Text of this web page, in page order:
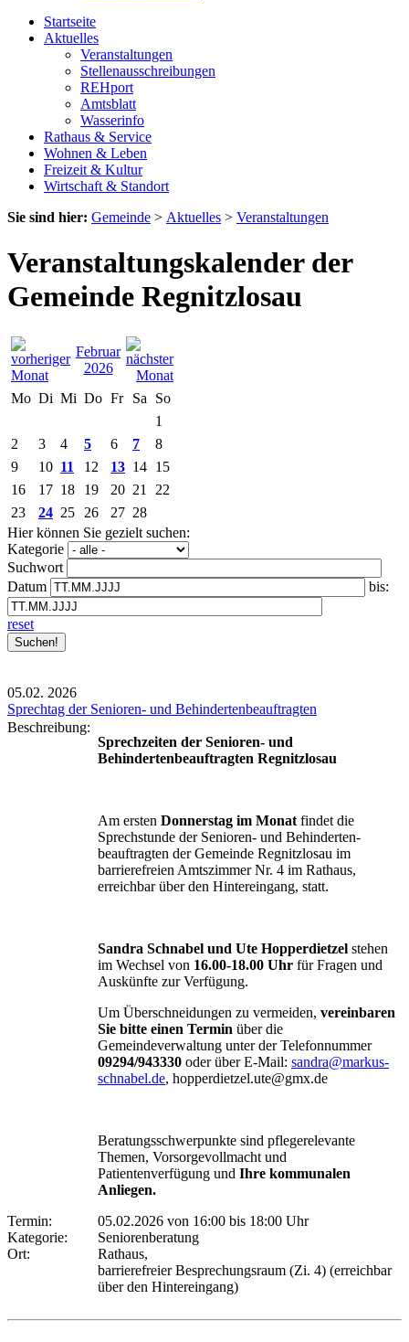
Startseite
Aktuelles
Veranstaltungen
Stellenausschreibungen
REHport
Amtsblatt
Wasserinfo
Rathaus & Service
Wohnen & Leben
Freizeit & Kultur
Wirtschaft & Standort
Sie sind hier: Gemeinde > Aktuelles > Veranstaltungen
Veranstaltungskalender der
Gemeinde Regnitzlosau
Februar
2026
Mo Di Mi Do Fr Sa
So
1
2
3 4 5 6 7
8
9
10 11 12 13 14 15
16
17 18 19 20 21
22
23
24 25 26 27 28
Hier können Sie gezielt suchen:
Kategorie
Suchwort
Datum
bis:
reset
05.02. 2026
Sprechtag der Senioren- und Behindertenbeauftragten
Beschreibung:
Sprechzeiten der Senioren- und
Behindertenbeauftragten Regnitzlosau
Am ersten Donnerstag im Monat findet die
Sprechstunde der Senioren- und Behinderten-
beauftragten der Gemeinde Regnitzlosau im
barrierefreien Amtszimmer Nr. 4 im Rathaus,
erreichbar über den Hintereingang, statt.
Sandra Schnabel und Ute Hopperdietzel stehen
im Wechsel von 16.00-18.00 Uhr für Fragen und
Auskünfte zur Verfügung.
Um Überschneidungen zu vermeiden, vereinbaren
Sie bitte einen Termin über die
Gemeindeverwaltung unter der Telefonnummer
09294/943330 oder über E-Mail: sandra@markus-
schnabel.de, hopperdietzel.ute@gmx.de
Beratungsschwerpunkte sind pflegerelevante
Themen, Vorsorgevollmacht und
Patientenverfügung und Ihre kommunalen
Anliegen.
Termin:
05.02.2026 von 16:00 bis 18:00 Uhr
Kategorie:
Seniorenberatung
Ort:
Rathaus,
barrierefreier Besprechungsraum (Zi. 4) (erreichbar
über den Hintereingang)